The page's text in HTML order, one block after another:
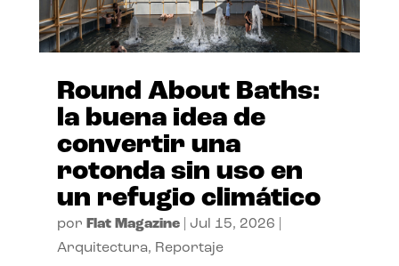
Round About Baths:
la buena idea de
convertir una
rotonda sin uso en
un refugio climático
por Flat Magazine| Jul 15, 2026
Arquitectura, Reportaje